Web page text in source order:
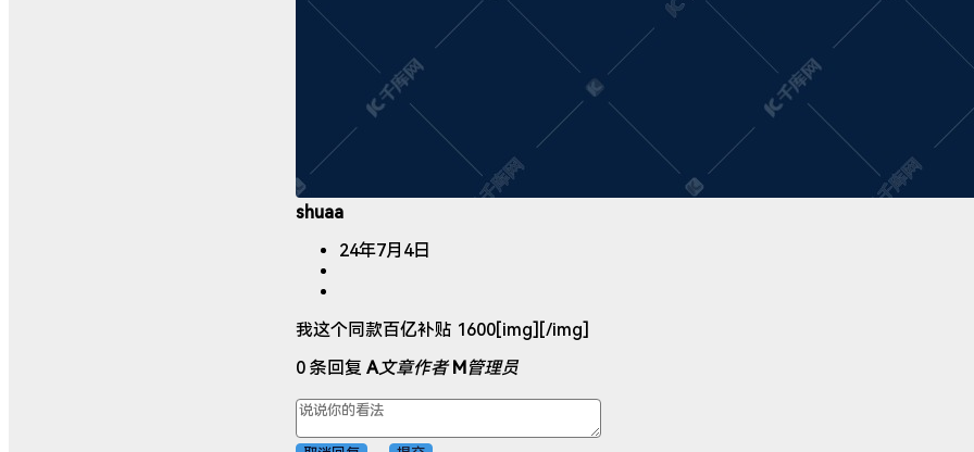
shuaa
24年7月4日
我这个同款百亿补贴 1600[img][/img]
0 条回复 A文章作者 M 管理员